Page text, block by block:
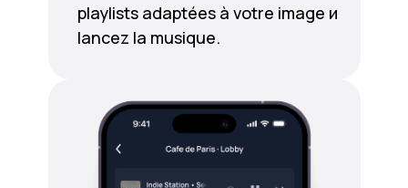
playlists adaptées à votre image и
lancez la musique.